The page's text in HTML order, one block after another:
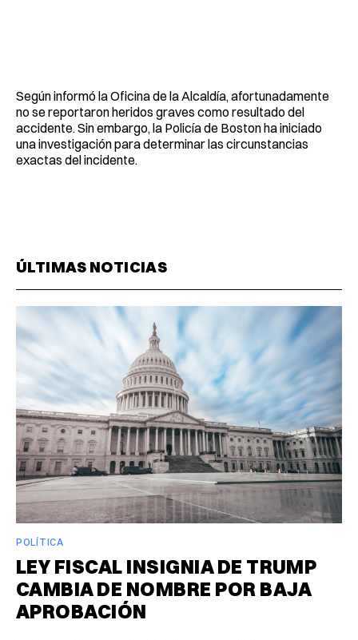
Según informó la Oficina de la Alcaldía, afortunadamente
no se reportaron heridos graves como resultado del
accidente. Sin embargo, la Policía de Boston ha iniciado
una investigación para determinar las circunstancias
exactas del incidente.
ÚLTIMAS NOTICIAS
POLÍTICA
LEY FISCAL INSIGNIA DE TRUMP
CAMBIA DE NOMBRE POR BAJA
APROBACIÓN